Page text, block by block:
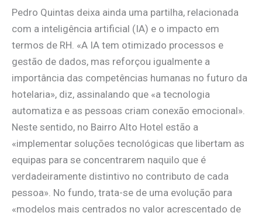
Pedro Quintas deixa ainda uma partilha, relacionada
com a inteligência artificial (IA) e o impacto em
termos de RH. «A IA tem otimizado processos e
gestão de dados, mas reforçou igualmente a
importância das competências humanas no futuro da
hotelaria», diz, assinalando que «a tecnologia
automatiza e as pessoas criam conexão emocional».
Neste sentido, no Bairro Alto Hotel estão a
«implementar soluções tecnológicas que libertam as
equipas para se concentrarem naquilo que é
verdadeiramente distintivo no contributo de cada
pessoa». No fundo, trata-se de uma evolução para
«modelos mais centrados no valor acrescentado de